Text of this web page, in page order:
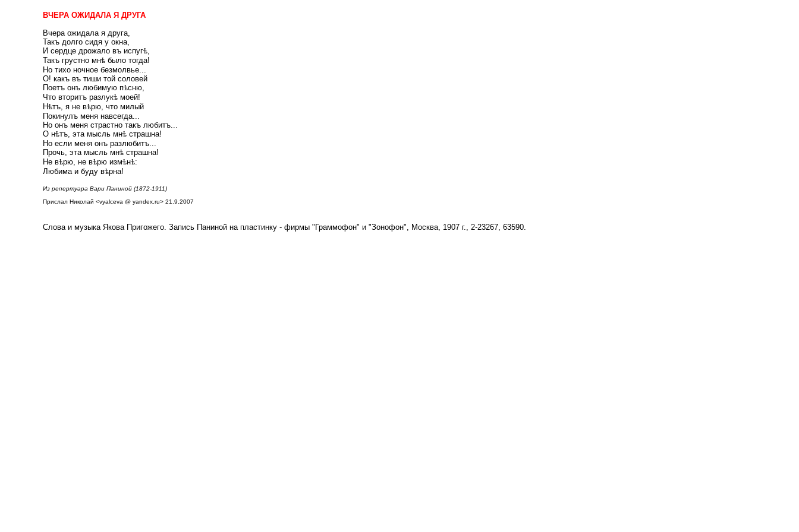
ВЧЕРА ОЖИДАЛА Я ДРУГА
Вчера ожидала я друга,
Такъ долго сидя у окна,
И сердце дрожало въ испугѣ,
Такъ грустно мнѣ было тогда!
Но тихо ночное безмолвье...
О! какъ въ тиши той соловей
Поетъ онъ любимую пѣсню,
Что вторитъ разлукѣ моей!
Нѣтъ, я не вѣрю, что милый
Покинулъ меня навсегда...
Но онъ меня страстно такъ любитъ...
О нѣтъ, эта мысль мнѣ страшна!
Но если меня онъ разлюбитъ...
Прочь, эта мысль мнѣ страшна!
Не вѣрю, не вѣрю измѣнѣ:
Любима и буду вѣрна!
Из репертуара Вари Паниной (1872-1911)
Прислал Николай <vyalceva @ yandex.ru> 21.9.2007
Слова и музыка Якова Пригожего. Запись Паниной на пластинку - фирмы "Граммофон" и "Зонофон", Москва, 1907 г., 2-23267, 63590.